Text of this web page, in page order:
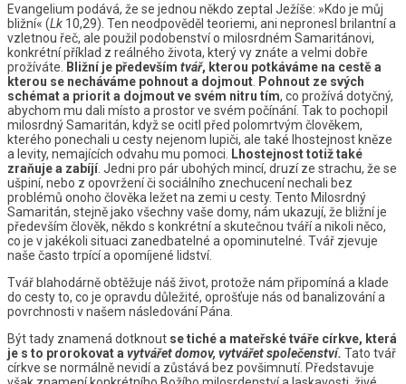
Evangelium podává, že se jednou někdo zeptal Ježíše: »Kdo je můj
bližní« (Lk 10,29). Ten neodpověděl teoriemi, ani nepronesl brilantní a
vzletnou řeč, ale použil podobenství o milosrdném Samaritánovi,
konkrétní příklad z reálného života, který vy znáte a velmi dobře
prožíváte. Bližní je především tvář, kterou potkáváme na cestě a
kterou se necháváme pohnout a dojmout Pohnout ze svých
schémat a priorit a dojmout ve svém nitru tím, co prožívá dotyčný,
abychom mu dali místo a prostor ve svém počínání. Tak to pochopil
milosrdný Samaritán, když se ocitl před polomrtvým člověkem,
kterého ponechali u cesty nejenom lupiči, ale také lhostejnost kněze
a levity, nemajících odvahu mu pomoci. Lhostejnost totiž také
zraňuje a zabíjí . Jedni pro pár ubohých mincí, druzí ze strachu, že se
ušpiní, nebo z opovržení či sociálního znechucení nechali bez
problémů onoho člověka ležet na zemi u cesty. Tento Milosrdný
Samaritán, stejně jako všechny vaše domy, nám ukazují, že bližní je
především člověk, někdo s konkrétní a skutečnou tváří a nikoli něco,
co je v jakékoli situaci zanedbatelné a opominutelné. Tvář zjevuje
naše často trpící a opomíjené lidství.
Tvář blahodárně obtěžuje náš život, protože nám připomíná a klade
do cesty to, co je opravdu důležité, oprošťuje nás od banalizování a
povrchnosti v našem následování Pána.
Být tady znamená dotknout se tiché a mateřské tváře církve, která
je s to prorokovat a vytvářet domov, vytvářet společenství. Tato tvář
církve se normálně nevidí a zůstává bez povšimnutí. Představuje